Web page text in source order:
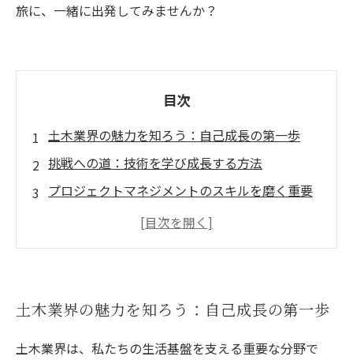
旅に、一緒に出発してみませんか？
目次
土木業界の魅力を知ろう：自己成長の第一歩
挑戦への道：技術を学び成長する方法
プロジェクトマネジメントのスキルを磨く重要
成功するための戦略：一歩ずつ進もう
を築く
土木業界の魅力を知ろう：自己成長の第一歩
土木業界は、私たちの生活基盤を支える重要な分野で